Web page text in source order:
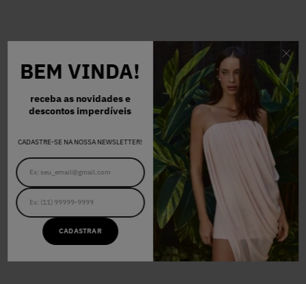
BEM VINDA!
receba as novidades e
descontos imperdíveis
CADASTRE-SE NA NOSSA NEWSLETTER!
CADASTRAR